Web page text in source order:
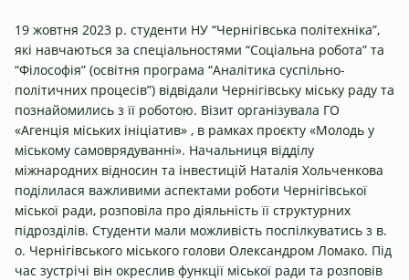
19 жовтня 2023 р. студенти НУ “Чернігівська політехніка”,
які навчаються за спеціальностями “Соціальна робота” та
“Філософія” (освітня програма “Аналітика суспільно-
політичних процесів”) відвідали Чернігівську міську раду та
познайомились з її роботою. Візит організувала ГО
«Агенція міських ініціатив» , в рамках проєкту «Молодь у
міському самоврядуванні». Начальниця відділу
міжнародних відносин та інвестицій Наталія Хольченкова
поділилася важливими аспектами роботи Чернігівської
міської ради, розповіла про діяльність її структурних
підрозділів. Студенти мали можливість поспілкуватись з в.
о. Чернігівського міського голови Олександром Ломако. Під
час зустрічі він окреслив функції міської ради та розповів